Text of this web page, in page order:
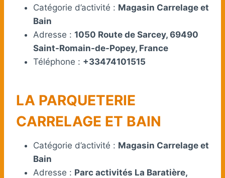
Catégorie d’activité : Magasin Carrelage et
Bain
Adresse : 1050 Route de Sarcey, 69490
Saint-Romain-de-Popey, France
Téléphone : +33474101515
LA PARQUETERIE
CARRELAGE ET BAIN
Catégorie d’activité : Magasin Carrelage et
Bain
Adresse : Parc activités La Baratière,